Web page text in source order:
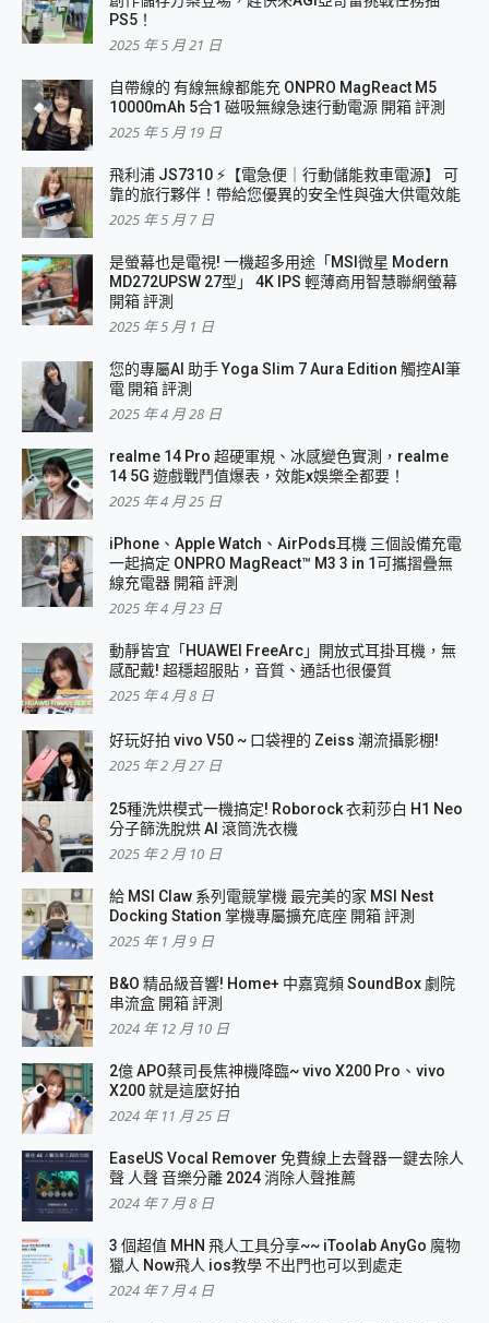
PS5！
2025 年 5 月 21 日
自帶線的 有線無線都能充 ONPRO MagReact M5
10000mAh 5合1 磁吸無線急速行動電源 開箱 評測
2025 年 5 月 19 日
飛利浦 JS7310 ⚡【電急便｜行動儲能救車電源】 可
靠的旅行夥伴！帶給您優異的安全性與強大供電效能
2025 年 5 月 7 日
是螢幕也是電視! 一機超多用途「MSI微星 Modern
MD272UPSW 27型」 4K IPS 輕薄商用智慧聯網螢幕
開箱 評測
2025 年 5 月 1 日
您的專屬AI 助手 Yoga Slim 7 Aura Edition 觸控AI筆
電 開箱 評測
2025 年 4 月 28 日
realme 14 Pro 超硬軍規、冰感變色實測，realme
14 5G 遊戲戰鬥值爆表，效能x娛樂全都要！
2025 年 4 月 25 日
iPhone、Apple Watch、AirPods耳機 三個設備充電
一起搞定 ONPRO MagReact™ M3 3 in 1可攜摺疊無
線充電器 開箱 評測
2025 年 4 月 23 日
動靜皆宜「HUAWEI FreeArc」開放式耳掛耳機，無
感配戴! 超穩超服貼，音質、通話也很優質
2025 年 4 月 8 日
好玩好拍 vivo V50 ~ 口袋裡的 Zeiss 潮流攝影棚!
2025 年 2 月 27 日
25種洗烘模式一機搞定! Roborock 衣莉莎白 H1 Neo
分子篩洗脫烘 AI 滾筒洗衣機
2025 年 2 月 10 日
給 MSI Claw 系列電競掌機 最完美的家 MSI Nest
Docking Station 掌機專屬擴充底座 開箱 評測
2025 年 1 月 9 日
B&O 精品級音響! Home+ 中嘉寬頻 SoundBox 劇院
串流盒 開箱 評測
2024 年 12 月 10 日
2億 APO蔡司長焦神機降臨~ vivo X200 Pro、vivo
X200 就是這麼好拍
2024 年 11 月 25 日
EaseUS Vocal Remover 免費線上去聲器一鍵去除人
聲 人聲 音樂分離 2024 消除人聲推薦
2024 年 7 月 8 日
3 個超值 MHN 飛人工具分享~~ iToolab AnyGo 魔物
獵人 Now飛人 ios教學 不出門也可以到處走
2024 年 7 月 4 日